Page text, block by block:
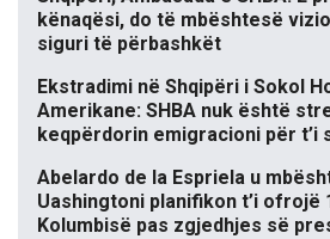
kënaqësi, do të mbështesë
siguri të përbashkët
Ekstradimi në Shqipëri i Sokol
Amerikane: SHBA nuk është
keqpërdorin emigracioni për t’i
Abelardo de la Espriela u
Uashingtoni planifikon t’i ofrojë
Kolumbisë pas zgjedhjes së